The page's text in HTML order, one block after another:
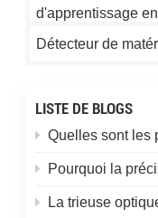
d'apprentissage
Détecteur de
LISTE DE BLOGS
Quelles sont les performances d'un trieur de
Pourquoi la précision du tri
La trieuse optique Topsort peut-elle trier les grains de café